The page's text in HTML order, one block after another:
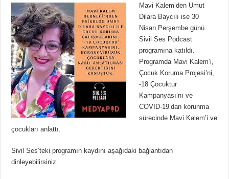
Mavi Kalem’den Umut
Dilara Baycılı ise 30
Nisan Perşembe günü
Sivil Ses Podcast
programına katıldı.
Programda Mavi Kalem’i,
Çocuk Koruma Projesi’ni,
-18 Çocuktur
Kampanyası’nı ve
COVID-19’dan korunma
sürecinde Mavi Kalem’i ve
çocukları anlattı.
Sivil Ses’teki programın kaydını aşağıdaki bağlantıdan
dinleyebilirsiniz.